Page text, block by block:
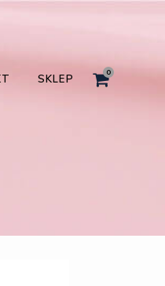
0
SKLEP